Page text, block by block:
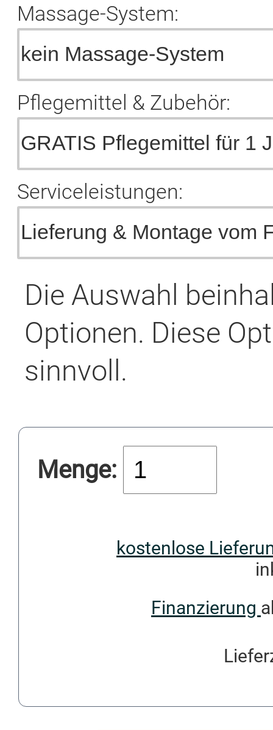
Massage-System:
Pflegemittel & Zubehör:
Serviceleistungen:
Die Auswahl
Optionen. Diese
sinnvoll.
Menge:
kostenlose
Finanzierung